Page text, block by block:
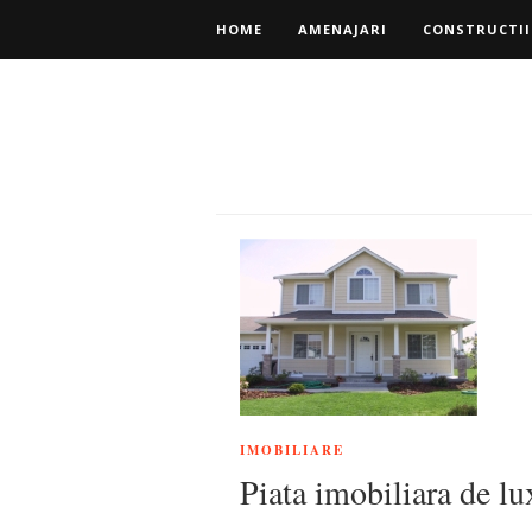
HOME AMENAJARI CONSTRUCTII
IMOBILIARE
Piata imobiliara de